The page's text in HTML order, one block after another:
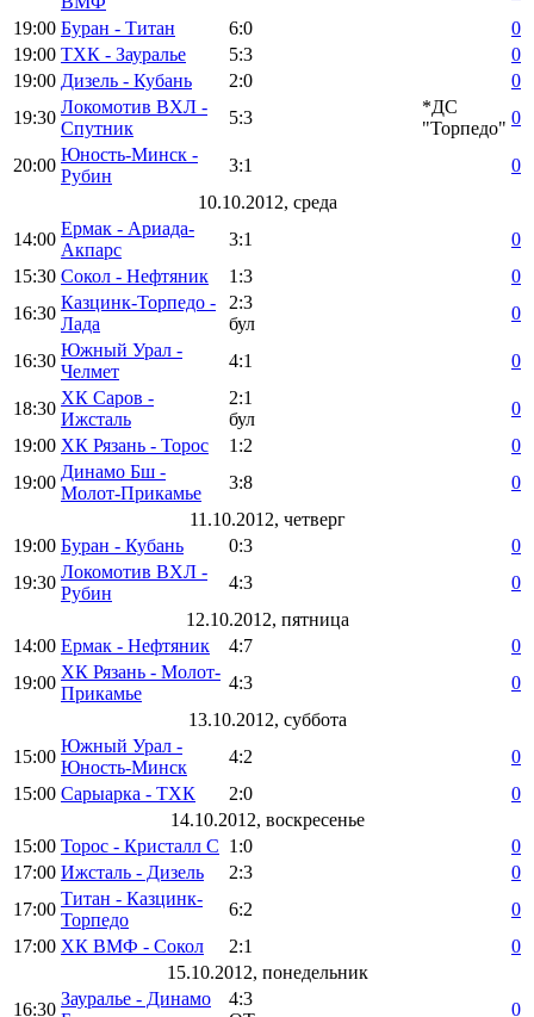
19:00 Буран - Титан 6:0
0
19:00 ТХК - Зауралье 5:3
0
19:00 Дизель - Кубань 2:0
0
19:30
Локомотив ВХЛ -
Спутник
5:3
*ДС
"Торпедо"
0
20:00
Юность-Минск -
Рубин
3:1
0
10.10.2012, среда
14:00
Ермак - Ариада-
Акпарс
3:1
0
15:30 Сокол - Нефтяник 1:3
0
16:30
Казцинк-Торпедо -
Лада
2:3
бул
0
16:30
Южный Урал -
Челмет
4:1 0
18:30
ХК Саров -
Ижсталь
2:1
бул
0
19:00 ХК Рязань - Торос 1:2
0
19:00
Динамо Бш -
Молот-Прикамье
3:8
0
11.10.2012, четверг
19:00 Буран - Кубань 0:3
0
19:30
Локомотив ВХЛ -
Рубин
4:3
0
12.10.2012, пятница
14:00 Ермак - Нефтяник 4:7
0
19:00
ХК Рязань - Молот-
Прикамье
4:3
0
13.10.2012, суббота
15:00
Южный Урал -
Юность-Минск
4:2
0
15:00 Сарыарка - ТХК 2:0
0
14.10.2012, воскресенье
15:00 Торос - Кристалл С 1:0
0
17:00 Ижсталь - Дизель 2:3
0
17:00
Титан - Казцинк-
Торпедо
6:2
0
17:00 ХК ВМФ - Сокол 2:1
0
15.10.2012, понедельник
16:30
Зауралье - Динамо
4:3
0